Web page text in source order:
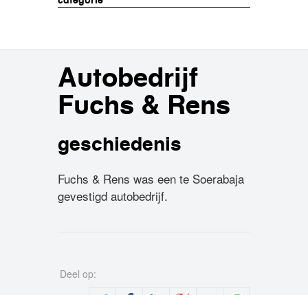
Autobedrijf
Fuchs & Rens
geschiedenis
Fuchs & Rens was een te Soerabaja
gevestigd autobedrijf.
Deel op: